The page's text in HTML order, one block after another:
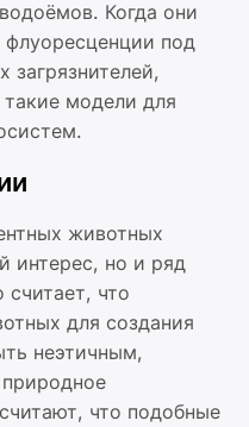
Когда они
под
загрязнителей,
модели для
животных
интерес, но и ряд
считает, что
для создания
неэтичным,
что подобные